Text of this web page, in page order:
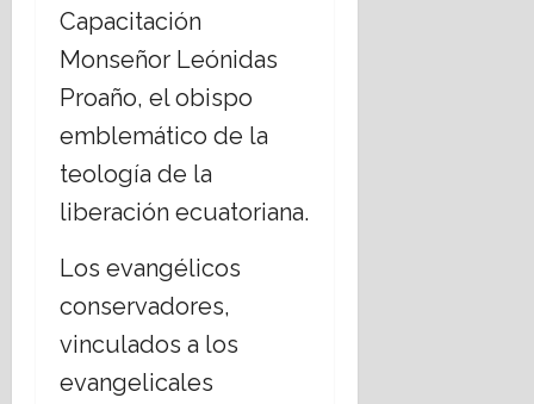
Capacitación
Monseñor Leónidas
Proaño, el obispo
emblemático de la
teología de la
liberación ecuatoriana.
Los evangélicos
conservadores,
vinculados a los
evangelicales